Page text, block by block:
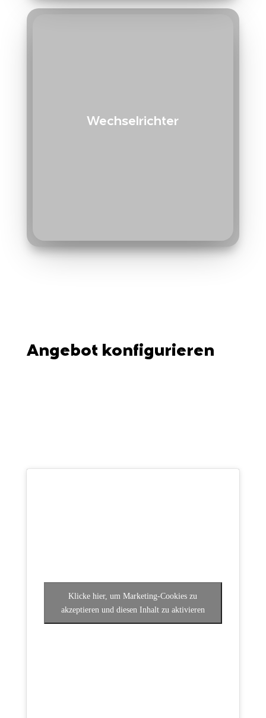
Wechselrichter
Angebot konfigurieren
Klicke hier, um Marketing-Cookies zu
akzeptieren und diesen Inhalt zu aktivieren